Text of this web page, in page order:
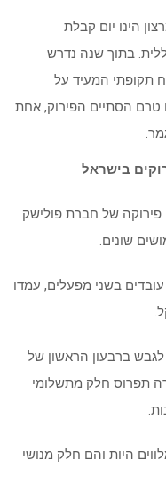
הינו יום קבלת
בתוך שנה נדרש
תקופתי המעיד על
טרם הסתיים הפירוק, אחת
בישראל
פירוקה של חברת פולישק
שונים.
הפסדיה של החברה, המעסיקה כ- 170 עובדים בשני מפעלים, עמדו
ברבעון הראשון של
תפרוס חלק מתשלומי
היות והם חלק מנושי